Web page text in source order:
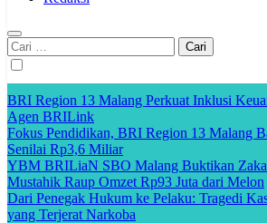
Cari
untuk:
BRI Region 13 Malang Perkuat Inklusi
Agen BRILink
Fokus Pendidikan, BRI Region 13 Malang
Senilai Rp3,6 Miliar
YBM BRILiaN SBO Malang Buktikan
Mustahik Raup Omzet Rp93 Juta dari Melon
Dari Penegak Hukum ke Pelaku: Tragedi
yang Terjerat Narkoba